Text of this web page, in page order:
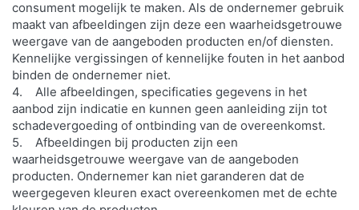
consument mogelijk te maken. Als de ondernemer gebruik
maakt van afbeeldingen zijn deze een waarheidsgetrouwe
weergave van de aangeboden producten en/of diensten.
Kennelijke vergissingen of kennelijke fouten in het aanbod
binden de ondernemer niet.
4. Alle afbeeldingen, specificaties gegevens in het
aanbod zijn indicatie en kunnen geen aanleiding zijn tot
schadevergoeding of ontbinding van de overeenkomst.
5. Afbeeldingen bij producten zijn een
waarheidsgetrouwe weergave van de aangeboden
producten. Ondernemer kan niet garanderen dat de
weergegeven kleuren exact overeenkomen met de echte